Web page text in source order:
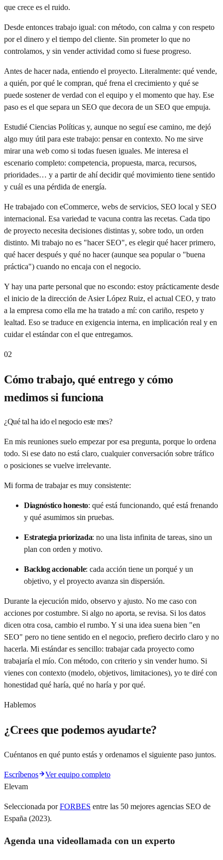
que crece es el ruido.
Desde entonces trabajo igual: con método, con calma y con respeto
por el dinero y el tiempo del cliente. Sin prometer lo que no
controlamos, y sin vender actividad como si fuese progreso.
Antes de hacer nada, entiendo el proyecto. Literalmente: qué vende,
a quién, por qué le compran, qué frena el crecimiento y qué se
puede sostener de verdad con el equipo y el momento que hay. Ese
paso es el que separa un SEO que decora de un SEO que empuja.
Estudié Ciencias Políticas y, aunque no seguí ese camino, me dejó
algo muy útil para este trabajo: pensar en contexto. No me sirve
mirar una web como si todas fuesen iguales. Me interesa el
escenario completo: competencia, propuesta, marca, recursos,
prioridades… y a partir de ahí decidir qué movimiento tiene sentido
y cuál es una pérdida de energía.
He trabajado con eCommerce, webs de servicios, SEO local y SEO
internacional. Esa variedad te vacuna contra las recetas. Cada tipo
de proyecto necesita decisiones distintas y, sobre todo, un orden
distinto. Mi trabajo no es "hacer SEO", es elegir qué hacer primero,
qué hacer después y qué no hacer (aunque sea popular o "buena
práctica") cuando no encaja con el negocio.
Y hay una parte personal que no escondo: estoy prácticamente desde
el inicio de la dirección de Asier López Ruiz, el actual CEO, y trato
a la empresa como ella me ha tratado a mí: con cariño, respeto y
lealtad. Eso se traduce en exigencia interna, en implicación real y en
cuidar el estándar con el que entregamos.
02
Cómo trabajo, qué entrego y cómo
medimos si funciona
¿Qué tal ha ido el negocio este mes?
En mis reuniones suelo empezar por esa pregunta, porque lo ordena
todo. Si ese dato no está claro, cualquier conversación sobre tráfico
o posiciones se vuelve irrelevante.
Mi forma de trabajar es muy consistente:
Diagnóstico honesto: qué está funcionando, qué está frenando
y qué asumimos sin pruebas.
Estrategia priorizada:no una lista infinita de tareas, sino un
plan con orden y motivo.
Backlog accionable:cada acción tiene un porqué y un
objetivo, y el proyecto avanza sin dispersión.
Durante la ejecución mido, observo y ajusto. No me caso con
acciones por costumbre. Si algo no aporta, se revisa. Si los datos
dicen otra cosa, cambio el rumbo. Y si una idea suena bien "en
SEO" pero no tiene sentido en el negocio, prefiero decirlo claro y no
hacerla. Mi estándar es sencillo: trabajar cada proyecto como
trabajaría el mío. Con método, con criterio y sin vender humo. Si
vienes con contexto (modelo, objetivos, limitaciones), yo te diré con
honestidad qué haría, qué no haría y por qué.
Hablemos
¿Crees que podemos ayudarte?
Cuéntanos en qué punto estás y ordenamos el siguiente paso juntos.
Escríbenos
Ver equipo completo
Elevam
Seleccionada por FORBES entre las 50 mejores agencias SEO de
España (2023).
Agenda una videollamada con un experto